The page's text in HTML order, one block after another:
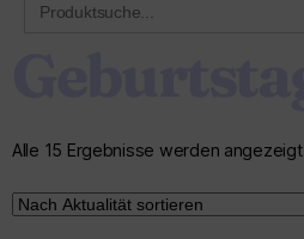
for:
Alle 15 Ergebnisse werden angezeigt